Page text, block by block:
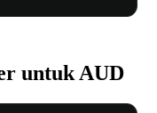
untuk AUD